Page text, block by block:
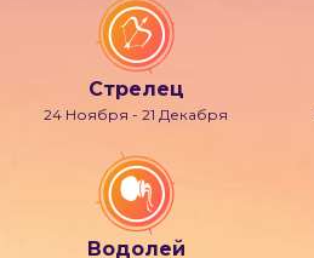
Стрелец
24 Ноября - 21 Декабря
Водолей